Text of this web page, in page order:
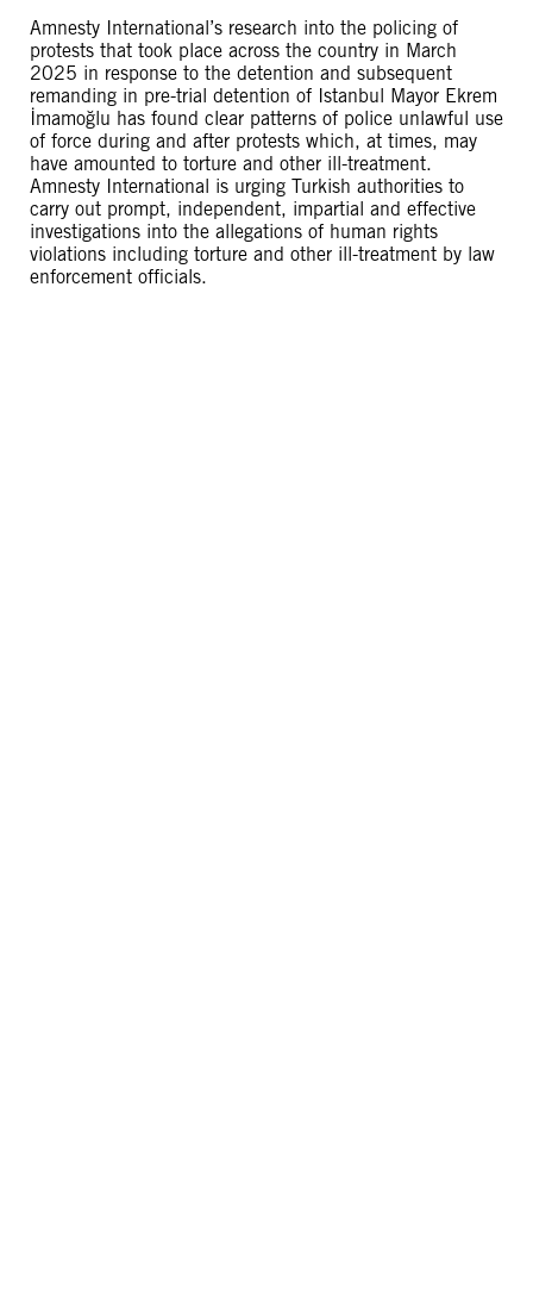
Amnesty International’s research into the policing of
protests that took place across the country in March
2025 in response to the detention and subsequent
remanding in pre-trial detention of Istanbul Mayor Ekrem
İmamoğlu has found clear patterns of police unlawful use
of force during and after protests which, at times, may
have amounted to torture and other ill-treatment.
Amnesty International is urging Turkish authorities to
carry out prompt, independent, impartial and effective
investigations into the allegations of human rights
violations including torture and other ill-treatment by law
enforcement officials.